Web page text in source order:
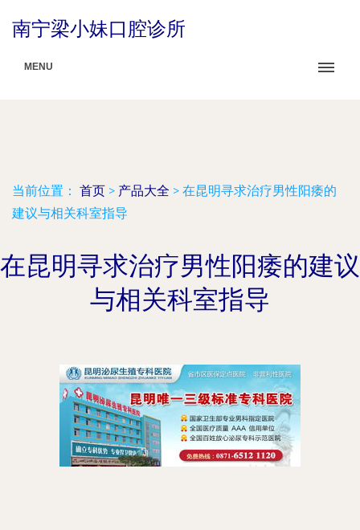
南宁梁小妹口腔诊所
MENU
当前位置： 首页 > 产品大全 > 在昆明寻求治疗男性阳痿的
建议与相关科室指导
在昆明寻求治疗男性阳痿的建议
与相关科室指导